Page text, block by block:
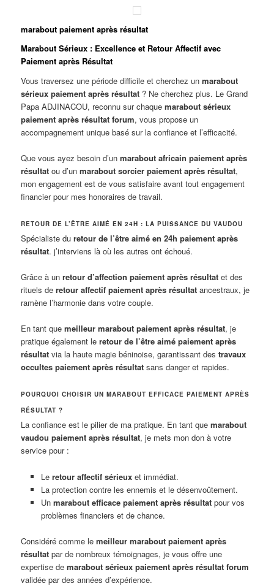
marabout paiement après résultat
Marabout Sérieux : Excellence et Retour Affectif avec
Paiement après Résultat
Vous traversez une période difficile et cherchez unmarabout
sérieux paiement après résultat ? Ne cherchez plus. Le Grand
Papa ADJINACOU, reconnu sur chaquemarabout sérieux
paiement après résultat forum, vous propose un
accompagnement unique basé sur la confiance et l’efficacité.
Que vous ayez besoin d’unmarabout africain paiement après
résultat ou d’unmarabout sorcier paiement après résultat,
mon engagement est de vous satisfaire avant tout engagement
financier pour mes honoraires de travail.
RETOUR DE L’ÊTRE AIMÉ EN 24H : LA PUISSANCE DU VAUDOU
Spécialiste duretour de l’être aimé en 24h paiement après
résultat. j’interviens là où les autres ont échoué.
Grâce à unretour d’affection paiement après résultat et des
rituels deretour affectif paiement après résultat ancestraux, je
ramène l’harmonie dans votre couple.
En tant quemeilleur marabout paiement après résultat, je
pratique également leretour de l’être aimé paiement après
résultat via la haute magie béninoise, garantissant destravaux
occultes paiement après résultat sans danger et rapides.
POURQUOI CHOISIR UN MARABOUT EFFICACE PAIEMENT APRÈS
RÉSULTAT ?
La confiance est le pilier de ma pratique. En tant quemarabout
vaudou paiement après résultat, je mets mon don à votre
service pour :
Le retour affectif sérieuxet immédiat.
La protection contre les ennemis et le désenvoûtement.
Un marabout efficace paiement après résultatpour vos
problèmes financiers et de chance.
Considéré comme lemeilleur marabout paiement après
résultat par de nombreux témoignages, je vous offre une
expertise demarabout sérieux paiement après résultat forum
validée par des années d’expérience.